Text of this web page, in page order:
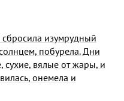
сбросила изумрудный
побурела. Дни
вялые от жары, и
онемела и